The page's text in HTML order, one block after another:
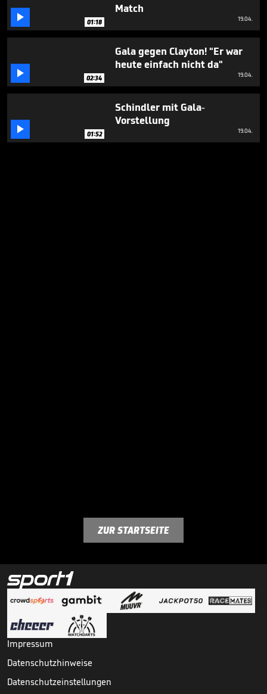
 01:18
Match
19.04.
 02:34
Gala gegen Clayton! "Er war
heute einfach nicht da"
19.04.
 01:52
Schindler mit Gala-
Vorstellung
19.04.
ZUR STARTSEITE
Impressum
Datenschutzhinweise
Datenschutzeinstellungen